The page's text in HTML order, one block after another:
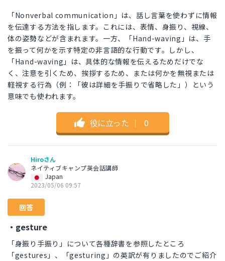
「Nonverbal communication」は、話し言葉を使わずに情報
を伝達する方法を指します。これには、表情、身振り、視線、
体の姿勢などが含まれます。一方、「Hand-waving」は、手
を振って何かを示す特定の非言語的な行動です。しかし、
「Hand-waving」は、具体的な情報を伝えるためだけでな
く、注意を引くため、挨拶するため、または何かを無視または
軽視する行為（例：「彼は詳細を手振りで省略した」）という
意味でも使われます。
役に立った ｜ 0
Hiroさん
ネイティブキャンプ英会話講師
Japan
2023/05/06 09:57
回答
・gesture
「身振り手振り」について各種辞書を参照したところ
「gestures」、「gesturing」の英訳が有りましたのでご紹介